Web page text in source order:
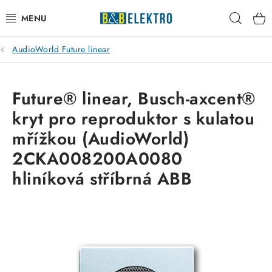
na
obsah
Reklamace / Vrácení zboží
Kontakty
VYTÁPĚNÍ
VYPÍNAČE
AudioWorld Future linear
Future® linear, Busch-axcent®
kryt pro reproduktor s kulatou
mřížkou (AudioWorld)
2CKA008200A0080
hliníková stříbrná ABB